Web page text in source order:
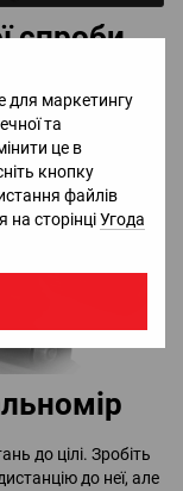
для маркетингу
та
це в
кнопку
файлів
сторінціУгода
спроби
— й готово.
до цілі. Зробіть
до неї, але